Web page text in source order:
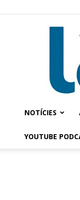
NOTÍCIES
YOUTUBE